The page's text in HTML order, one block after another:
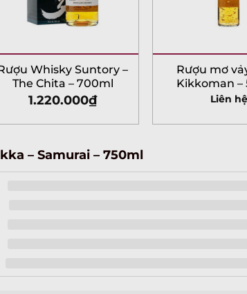
Whisky Suntory –
The Chita – 700ml
1.220.000₫
Rượu mơ
Kikkoman –
Liên hệ
– Samurai – 750ml